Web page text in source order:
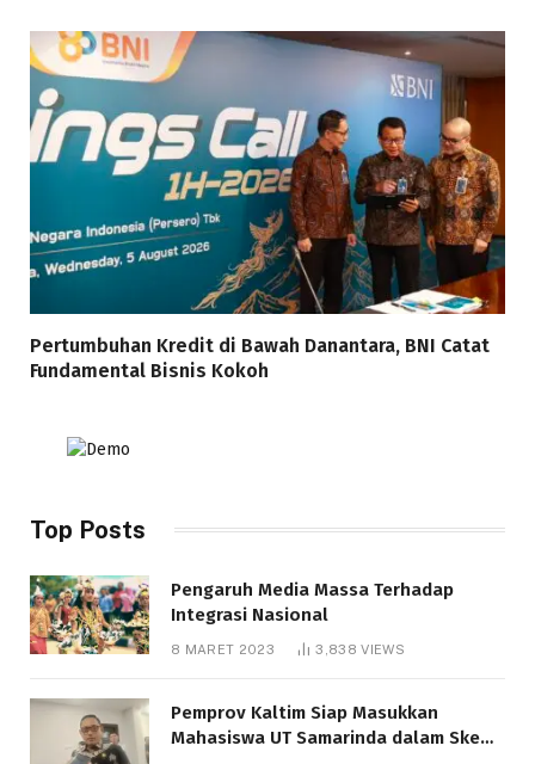
Pertumbuhan Kredit di Bawah Danantara, BNI Catat
Fundamental Bisnis Kokoh
Top Posts
Pengaruh Media Massa Terhadap
Integrasi Nasional
8 MARET 2023 3,838VIEWS
Pemprov Kaltim Siap Masukkan
Mahasiswa UT Samarinda dalam Skema